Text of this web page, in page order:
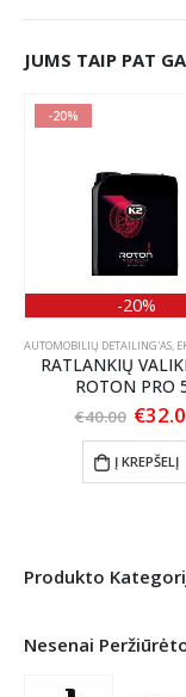
JUMS TAIP PAT
-20%
-20%
AUTOMOBILIŲ DETAILING'AS,
RATLANKIŲ
ROTON PRO
€40.00
was:
€
Į KREPŠELĮ
Produkto
Nesenai